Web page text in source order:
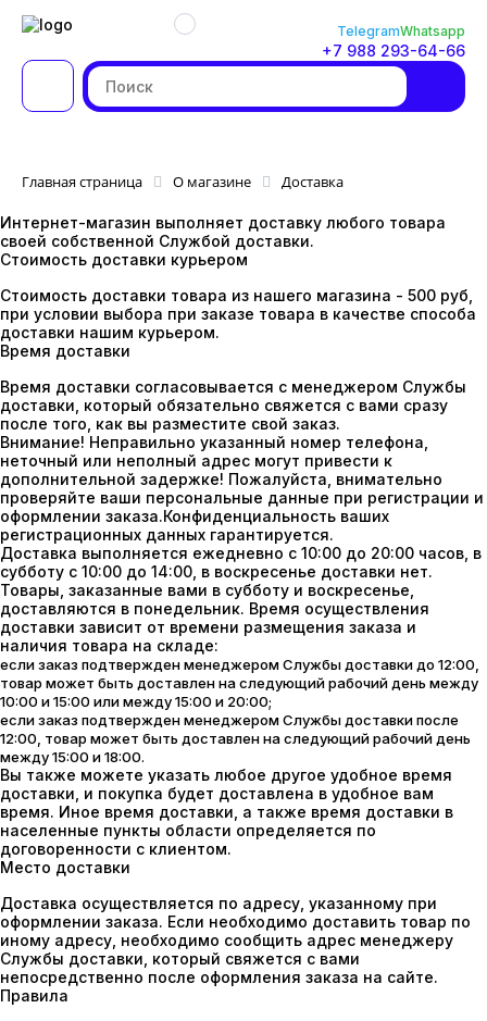
TelegramWhatsapp
+7 988 293-64-66
Главная страница О магазине Доставка
Интернет-магазин выполняет доставку любого товара
своей собственной Службой доставки.
Стоимость доставки курьером
Стоимость доставки товара из нашего магазина - 500 руб,
при условии выбора при заказе товара в качестве способа
доставки нашим курьером.
Время доставки
Время доставки согласовывается с менеджером Службы
доставки, который обязательно свяжется с вами сразу
после того, как вы разместите свой заказ.
Внимание! Неправильно указанный номер телефона,
неточный или неполный адрес могут привести к
дополнительной задержке! Пожалуйста, внимательно
проверяйте ваши персональные данные при регистрации и
оформлении заказа.Конфиденциальность ваших
регистрационных данных гарантируется.
Доставка выполняется ежедневно с 10:00 до 20:00 часов, в
субботу с 10:00 до 14:00, в воскресенье доставки нет.
Товары, заказанные вами в субботу и воскресенье,
доставляются в понедельник. Время осуществления
доставки зависит от времени размещения заказа и
наличия товара на складе:
если заказ подтвержден менеджером Службы доставки до 12:00,
товар может быть доставлен на следующий рабочий день между
10:00 и 15:00 или между 15:00 и 20:00;
если заказ подтвержден менеджером Службы доставки после
12:00, товар может быть доставлен на следующий рабочий день
между 15:00 и 18:00.
Вы также можете указать любое другое удобное время
доставки, и покупка будет доставлена в удобное вам
время. Иное время доставки, а также время доставки в
населенные пункты области определяется по
договоренности с клиентом.
Место доставки
Доставка осуществляется по адресу, указанному при
оформлении заказа. Если необходимо доставить товар по
иному адресу, необходимо сообщить адрес менеджеру
Службы доставки, который свяжется с вами
непосредственно после оформления заказа на сайте.
Правила